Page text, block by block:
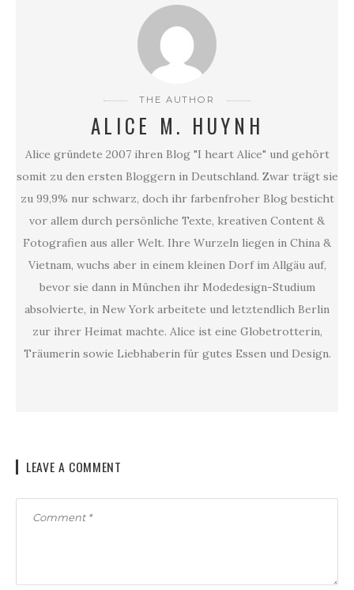
THE AUTHOR
ALICE M. HUYNH
Alice gründete 2007 ihren Blog "I heart Alice" und gehört
somit zu den ersten Bloggern in Deutschland. Zwar trägt sie
zu 99,9% nur schwarz, doch ihr farbenfroher Blog besticht
vor allem durch persönliche Texte, kreativen Content &
Fotografien aus aller Welt. Ihre Wurzeln liegen in China &
Vietnam, wuchs aber in einem kleinen Dorf im Allgäu auf,
bevor sie dann in München ihr Modedesign-Studium
absolvierte, in New York arbeitete und letztendlich Berlin
zur ihrer Heimat machte. Alice ist eine Globetrotterin,
Träumerin sowie Liebhaberin für gutes Essen und Design.
LEAVE A COMMENT